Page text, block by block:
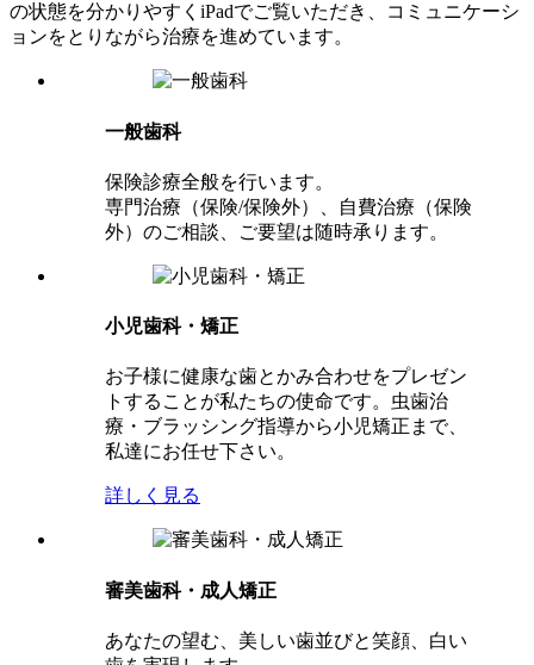
の状態を分かりやすくiPadでご覧いただき、コミュニケーシ
ョンをとりながら治療を進めています。
一般歯科
保険診療全般を行います。
専門治療（保険/保険外）、自費治療（保険
外）のご相談、ご要望は随時承ります。
小児歯科・矯正
お子様に健康な歯とかみ合わせをプレゼン
トすることが私たちの使命です。虫歯治
療・ブラッシング指導から小児矯正まで、
私達にお任せ下さい。
詳しく見る
審美歯科・成人矯正
あなたの望む、美しい歯並びと笑顔、白い